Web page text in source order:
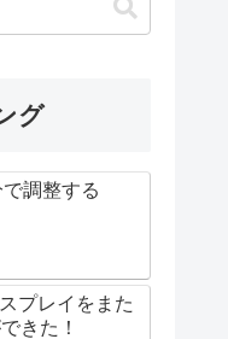
グ
調整する
プレイをまた
きた！